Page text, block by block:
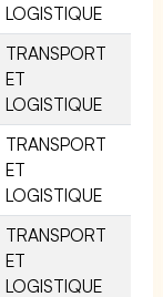
LOGISTIQUE
TRANSPORT
ET
LOGISTIQUE
TRANSPORT
ET
LOGISTIQUE
TRANSPORT
ET
LOGISTIQUE